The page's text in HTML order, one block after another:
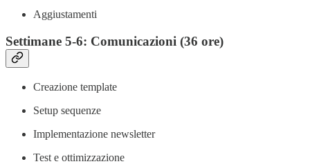
Aggiustamenti
Settimane 5-6: Comunicazioni (36 ore)
Creazione template
Setup sequenze
Implementazione newsletter
Test e ottimizzazione